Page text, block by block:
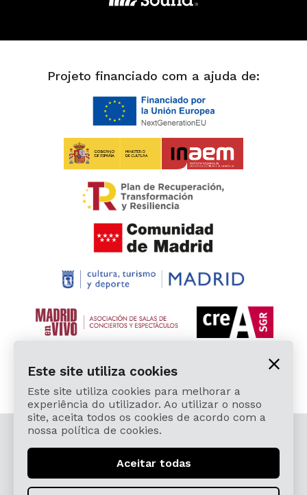
Projeto financiado com a ajuda de:
© 2026 Cardamomo Flamenco Madrid - Todos os
direitos reservados.
Este site utiliza cookies
Este site utiliza cookies para melhorar a
experiência do utilizador. Ao utilizar o nosso
site, aceita todos os cookies de acordo com a
nossa política de cookies.
Aceitar todas